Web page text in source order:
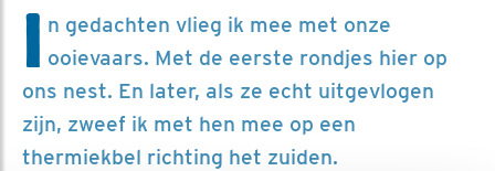
I n gedachten vlieg ik mee met onze
ooievaars. Met de eerste rondjes hier op
ons nest. En later, als ze echt uitgevlogen
zijn, zweef ik met hen mee op een
thermiekbel richting het zuiden.